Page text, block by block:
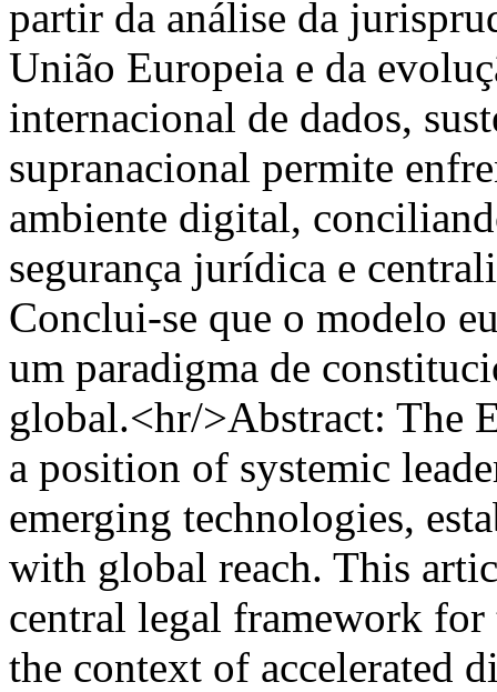
partir da análise da
União Europeia e da
internacional de dados,
supranacional permite
ambiente digital,
segurança jurídica e
Conclui-se que o modelo
um paradigma de
global.<hr/>Abstract: The
a position of systemic
emerging technologies,
with global reach. This
central legal framework
the context of accelerated